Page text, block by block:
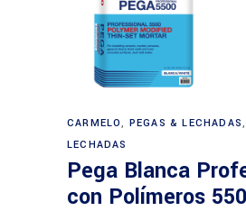
CARMELO, PEGAS & LECHADAS
LECHADAS
Pega Blanca
con Polímeros